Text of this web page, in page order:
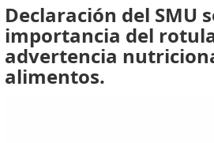
Declaración del SMU
importancia del
advertencia
alimentos.